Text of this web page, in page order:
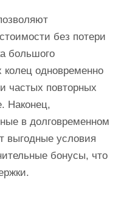
без потери
большого
колец одновременно
частых повторных
Наконец,
в долговременном
выгодные условия
бонусы, что